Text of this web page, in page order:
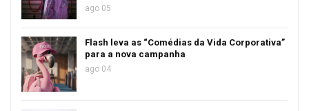
ago 05
Flash leva as “Comédias da Vida Corporativa”
para a nova campanha
ago 04